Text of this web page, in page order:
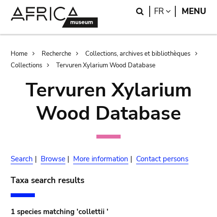
Search
FR LANGUAGE
MENU
Breadcrumb
Home Recherche
Collections, archives et bibliothèques
Collections
Tervuren Xylarium Wood Database
Tervuren Xylarium
Wood Database
Search | Browse | More information | Contact persons
Taxa search results
1 species matching 'collettii '